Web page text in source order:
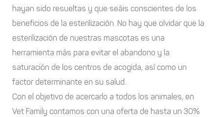
hayan sido resueltas y que seáis conscientes de los
beneficios de la esterilización. No hay que olvidar que la
esterilización de nuestras mascotas es una
herramienta más para evitar el abandono y la
saturación de los centros de acogida, así como un
factor determinante en su salud.
Con el objetivo de acercarlo a todos los animales, en
Vet Family contamos con una oferta de hasta un 30%